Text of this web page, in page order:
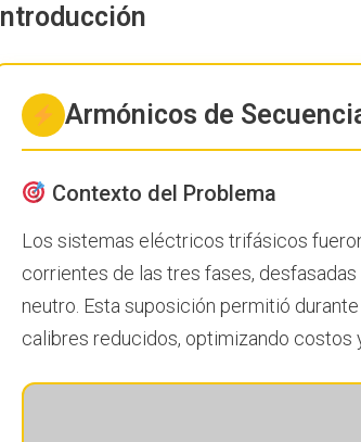
Introducción
Armónicos de
Contexto del Problema
Los sistemas eléctricos trifásicos
corrientes de las tres fases,
neutro. Esta suposición permitió
calibres reducidos, optimizando costos